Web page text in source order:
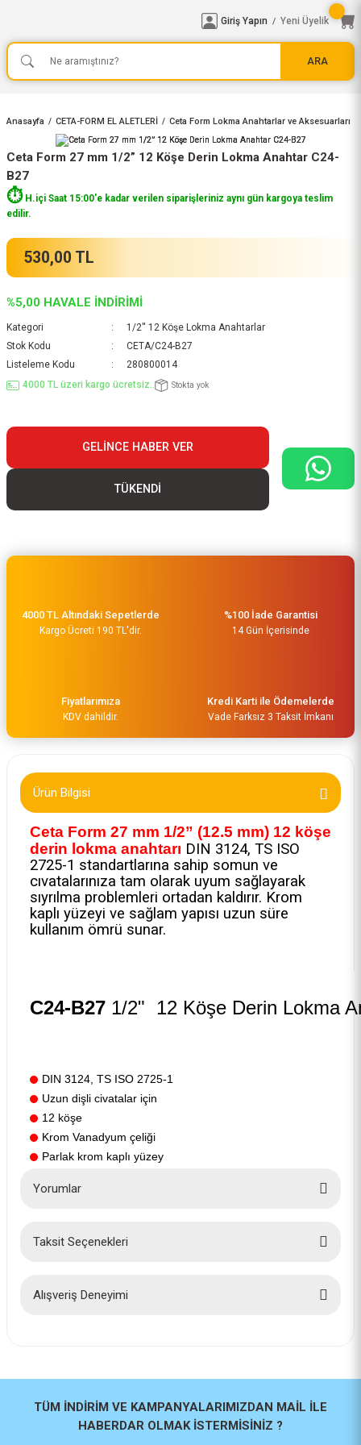
ARA
Giriş Yapın / Yeni Üyelik
Anasayfa CETA-FORM EL ALETLERİ Ceta Form Lokma Anahtarlar ve Aksesuarları
Ceta Form 27 mm 1/2” 12 Köşe Derin Lokma Anahtar C24-
B27
⏱️H.içi Saat 15:00'e kadar verilen siparişleriniz aynı gün kargoya teslim
edilir.
530,00 TL
%5,00 HAVALE İNDİRİMİ
Kategori
1/2'' 12 Köşe Lokma Anahtarlar
Stok Kodu
CETA/C24-B27
Listeleme Kodu
280800014
4000 TL üzeri kargo ücretsiz..
Stokta yok
GELINCE HABER VER
TÜKENDİ
4000 TL Altındaki Sepetlerde
Kargo Ücreti 190 TL'dir.
%100 İade Garantisi
14 Gün İçerisinde
Fiyatlarımıza
KDV dahildir.
Kredi Karti ile Ödemelerde
Vade Farksız 3 Taksit İmkanı
Ürün Bilgisi
Ceta Form 27 mm 1/2” (12.5 mm) 12 köşe
derin lokma anahtarı DIN 3124, TS ISO
2725-1 standartlarına sahip somun ve
cıvatalarınıza tam olarak uyum sağlayarak
sıyrılma problemleri ortadan kaldırır. Krom
kaplı yüzeyi ve sağlam yapısı uzun süre
kullanım ömrü sunar.
C24-B27 1/2" 12 Köşe Derin Lokma
DIN 3124, TS ISO 2725-1
Uzun dişli civatalar için
12 köşe
Krom Vanadyum çeliği
Parlak krom kaplı yüzey
Yorumlar
Taksit Seçenekleri
Alışveriş Deneyimi
TÜM İNDİRİM VE KAMPANYALARIMIZDAN MAİL İLE
HABERDAR OLMAK İSTERMİSİNİZ ?